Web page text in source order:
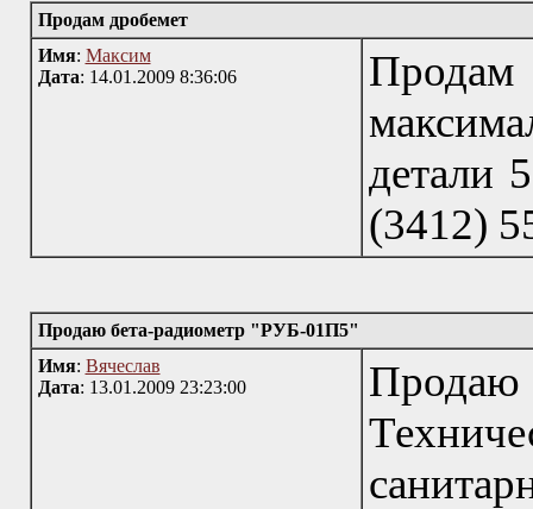
Продам дробемет
Имя: Максим
Дата: 14.01.2009 8:36:06
детали
(3412)
Продаю бета-радиометр "РУБ-01П5"
Имя: Вячеслав
Дата: 13.01.2009 23:23:00